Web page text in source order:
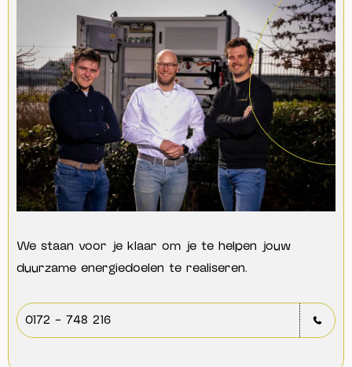
We staan voor je klaar om je te helpen jouw
duurzame energiedoelen te realiseren.
0172 - 748 216